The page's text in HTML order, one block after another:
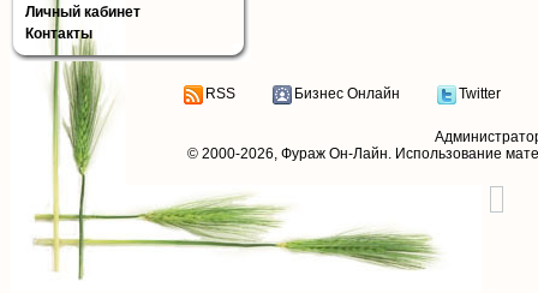
Личный кабинет
Контакты
RSS Бизнес Онлайн Twitter
© 2000-2026, Фураж Он-Лайн. Использование